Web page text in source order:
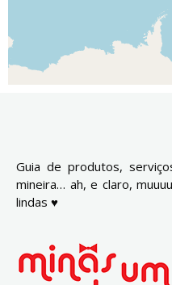
Guia de produtos,
mineira… ah, e claro,
lindas ♥